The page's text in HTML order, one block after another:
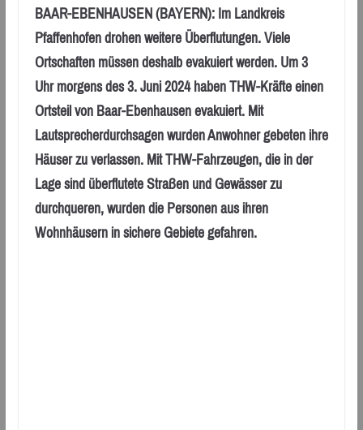
BAAR-EBENHAUSEN (BAYERN): Im Landkreis
Pfaffenhofen drohen weitere Überflutungen. Viele
Ortschaften müssen deshalb evakuiert werden. Um 3
Uhr morgens des 3. Juni 2024 haben THW-Kräfte einen
Ortsteil von Baar-Ebenhausen evakuiert. Mit
Lautsprecherdurchsagen wurden Anwohner gebeten ihre
Häuser zu verlassen. Mit THW-Fahrzeugen, die in der
Lage sind überflutete Straßen und Gewässer zu
durchqueren, wurden die Personen aus ihren
Wohnhäusern in sichere Gebiete gefahren.